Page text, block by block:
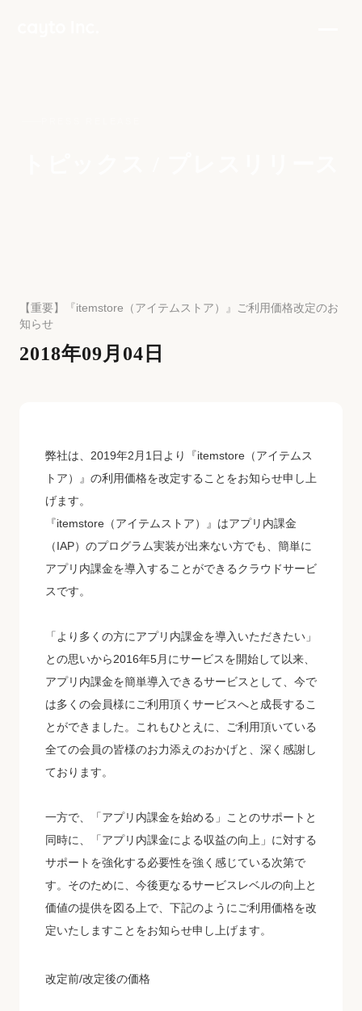
【重要】『itemstore（アイテムストア）』ご利用価格改定のお
知らせ
2018年09月04日
弊社は、2019年2月1日より『itemstore（アイテムス
トア）』の利用価格を改定することをお知らせ申し上
げます。
『itemstore（アイテムストア）』はアプリ内課金
（IAP）のプログラム実装が出来ない方でも、簡単に
アプリ内課金を導入することができるクラウドサービ
スです。
「より多くの方にアプリ内課金を導入いただきたい」
との思いから2016年5月にサービスを開始して以来、
アプリ内課金を簡単導入できるサービスとして、今で
は多くの会員様にご利用頂くサービスへと成長するこ
とができました。これもひとえに、ご利用頂いている
全ての会員の皆様のお力添えのおかげと、深く感謝し
ております。
一方で、「アプリ内課金を始める」ことのサポートと
同時に、「アプリ内課金による収益の向上」に対する
サポートを強化する必要性を強く感じている次第で
す。そのために、今後更なるサービスレベルの向上と
価値の提供を図る上で、下記のようにご利用価格を改
定いたしますことをお知らせ申し上げます。
改定前/改定後の価格